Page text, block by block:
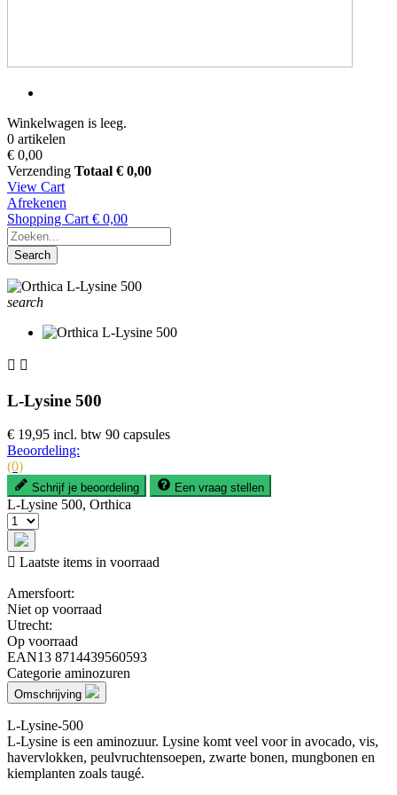
Winkelwagen is leeg.
0 artikelen
€ 0,00
Verzending Totaal € 0,00
View Cart
Afrekenen
Shopping Cart € 0,00
Search
search
 
L-Lysine 500
€ 19,95 incl. btw 90 capsules
Beoordeling:
(0)
Schrijf je beoordeling Een vraag stellen
L-Lysine 500, Orthica
 Laatste items in voorraad
Amersfoort:
Niet op voorraad
Utrecht:
Op voorraad
EAN13 8714439560593
Categorie aminozuren
Omschrijving
L-Lysine-500
L-Lysine is een aminozuur. Lysine komt veel voor in avocado, vis,
havervlokken, peulvruchtensoepen, zwarte bonen, mungbonen en
kiemplanten zoals taugé.